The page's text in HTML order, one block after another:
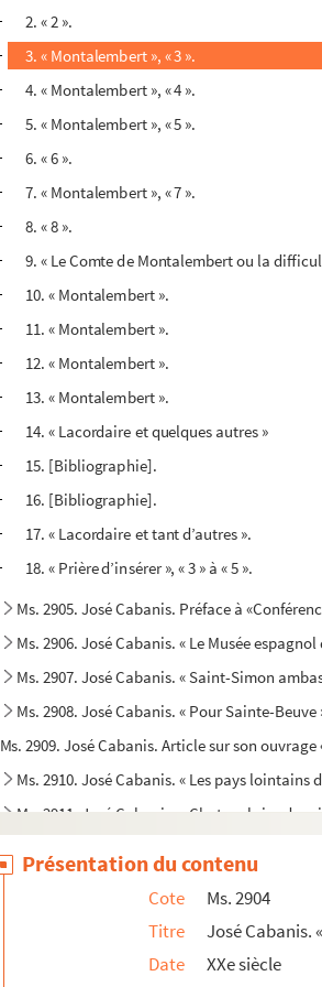
2. « 2 ».
3. « Montalembert », « 3 ».
4. « Montalembert », « 4 ».
5. « Montalembert », « 5 ».
6. « 6 ».
7. « Montalembert », « 7 ».
8. « 8 ».
9. « Le Comte de Montalembert ou la
10. « Montalembert ».
11. « Montalembert ».
12. « Montalembert ».
13. « Montalembert ».
14. « Lacordaire et quelques autres »
15. [Bibliographie].
16. [Bibliographie].
17. « Lacordaire et tant d’autres ».
18. « Prière d’insérer », « 3 » à « 5 ».
Ms. 2905. José Cabanis. Préface à
Ms. 2906. José Cabanis. « Le Musée
Ms. 2907. José Cabanis. « Saint-Simon
Ms. 2908. José Cabanis. « Pour Sainte-Beuve
Ms. 2909. José Cabanis. Article sur son
Ms. 2910. José Cabanis. « Les pays lointains
Ms. 2911. José Cabanis. « Chateaubriand,
Présentation du contenu
Cote
Ms. 2904
Titre
José Cabanis.
Date
XXe siècle